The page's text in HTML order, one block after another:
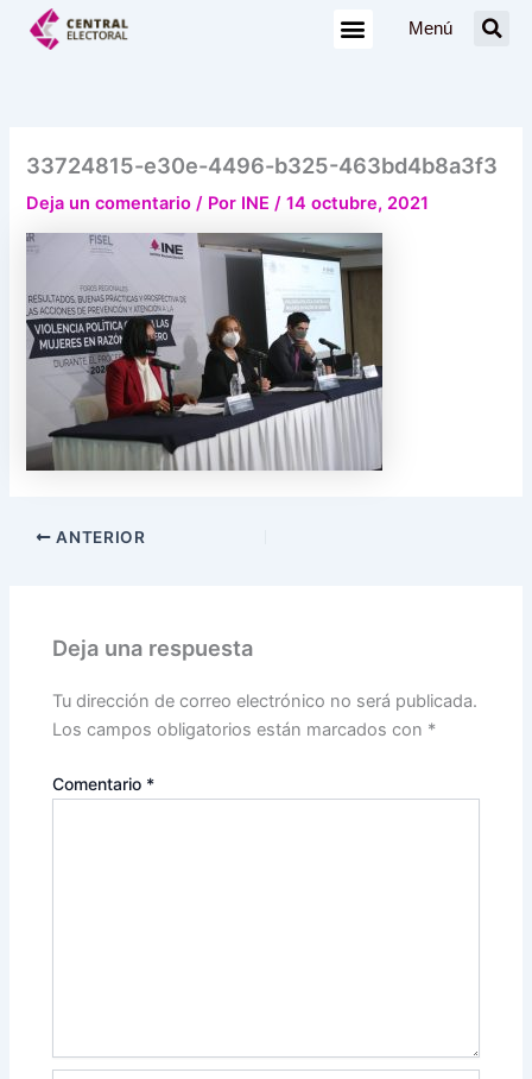
Menú
33724815-e30e-4496-b325-463bd4b8a3f3
Deja un comentario / Por INE/14 octubre, 2021
ANTERIOR
Deja una respuesta
Tu dirección de correo electrónico no será publicada.
Los campos obligatorios están marcados con *
Comentario *